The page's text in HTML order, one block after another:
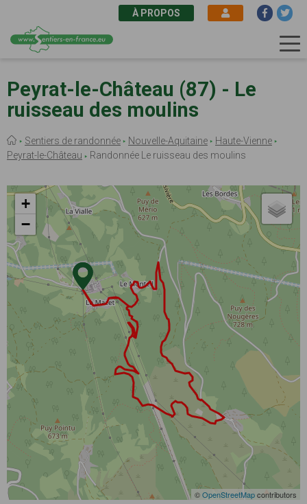
au
contenu
principal
À PROPOS
Peyrat-le-Château (87) - Le
ruisseau des moulins
Fil
d'Ariane
Sentiers de randonnée Nouvelle-Aquitaine
Haute-Vienne
Peyrat-le-Château
Randonnée Le ruisseau des moulins
+
−
©OpenStreetMapcontributors